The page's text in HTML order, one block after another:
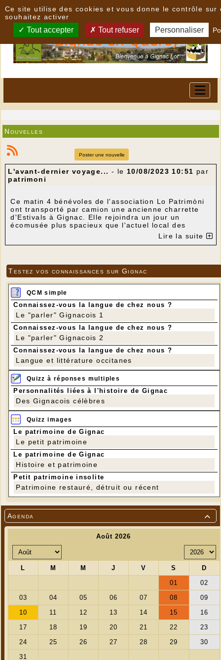

Agenda
Nouvelles
Poster une nouvelle
L'avant-dernier voyage... - le 10/08/2023 10:51 par
patrimoni
Ce matin 4 bénévoles de l'association Lo Patrimòni
ont transporté par camion une ancienne charrette
d'Estivals à Gignac. Elle rejoindra un jour un
écomusée plus spacieux que l'actuel local des
Genestes. Merci à la famille donatrice et aux
bénévoles adroits et débrouillards qui ont chargé ce
charrette qui attend maintenant son dernier voyage.
Lire la suite
Testez vos connaissances sur Gignac
QCM simple
Connaissez-vous la langue de chez nous ?
Le "parler" Gignacois 1
Connaissez-vous la langue de chez nous ?
Le "parler" Gignacois 2
Connaissez-vous la langue de chez nous ?
Langue et littérature occitanes
Quizz à réponses multiples
Personnalités liées à l'histoire de Gignac
Des Gignacois célèbres
Quizz images
Le patrimoine de Gignac
Le petit patrimoine
Le patrimoine de Gignac
Histoire et patrimoine
Petit patrimoine insolite
Patrimoine restauré, détruit ou récent
Ce site utilise des cookies et vous donne le contrôle sur
souhaitez activer
Tout accepter Tout refuser Personnaliser